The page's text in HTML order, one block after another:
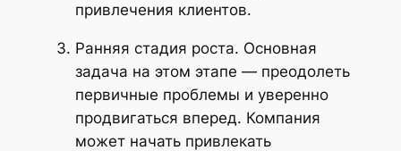
привлечения клиентов.
Ранняя стадия роста. Основная
задача на этом этапе — преодолеть
первичные проблемы и уверенно
продвигаться вперед. Компания
может начать привлекать